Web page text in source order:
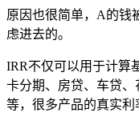
原因也很简单，A的钱
虑进去的。​
IRR不仅可以用于计算
卡分期、房贷、车贷、
等，很多产品的真实利